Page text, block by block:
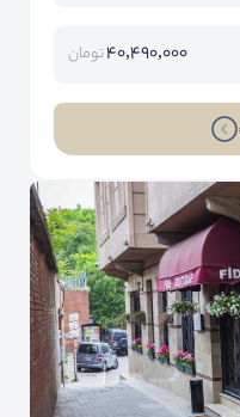
40,490,000تومان